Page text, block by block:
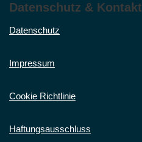
Datenschutz & Kontakt
Datenschutz
Impressum
Cookie Richtlinie
Haftungsausschluss